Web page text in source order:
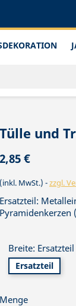
Tülle und
2,85 €
(inkl. MwSt.) zzgl.
Ersatzteil:
Pyramidenkerzen
Breite: Ersatzteil
Ersatzteil
Menge